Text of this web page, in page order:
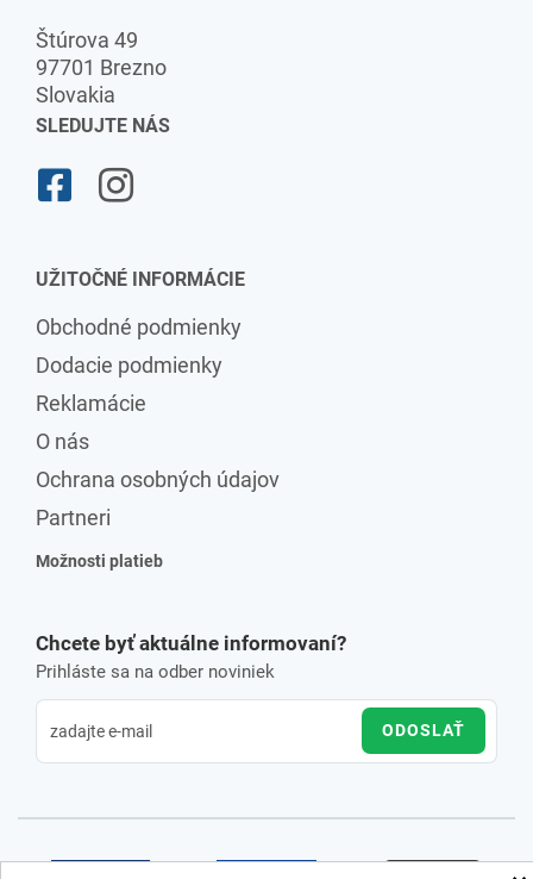
Štúrova 49
97701 Brezno
Slovakia
SLEDUJTE NÁS
UŽITOČNÉ INFORMÁCIE
Obchodné podmienky
Dodacie podmienky
Reklamácie
O nás
Ochrana osobných údajov
Partneri
Možnosti platieb
Chcete byť aktuálne informovaní?
Prihláste sa na odber noviniek
ODOSLAŤ